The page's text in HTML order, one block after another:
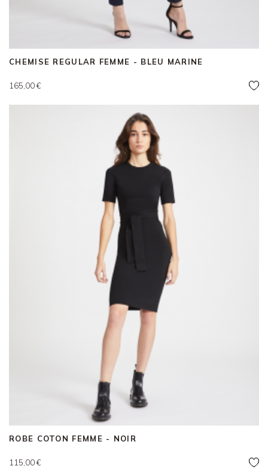
CHEMISE REGULAR FEMME - BLEU MARINE
Prix
165,00 €
ROBE COTON FEMME - NOIR
Prix
115,00 €